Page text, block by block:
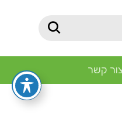
קשר